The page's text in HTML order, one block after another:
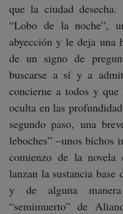
que la ciudad
“Lobo de la noche”,
abyección y le deja una
de un signo de
buscarse a sí y a
concierne a todos y
oculta en las
segundo paso, una
leboches” –unos bichos
comienzo de la novela
lanzan la sustancia base
y de alguna
“semimuerto” de